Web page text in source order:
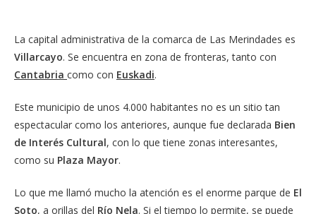
La capital administrativa de la comarca de Las Merindades es
Villarcayo. Se encuentra en zona de fronteras, tanto con
Cantabria como con Euskadi.
Este municipio de unos 4.000 habitantes no es un sitio tan
espectacular como los anteriores, aunque fue declarada Bien
de Interés Cultural, con lo que tiene zonas interesantes,
como su Plaza Mayor.
Lo que me llamó mucho la atención es el enorme parque de El
Soto, a orillas del Río Nela. Si el tiempo lo permite, se puede